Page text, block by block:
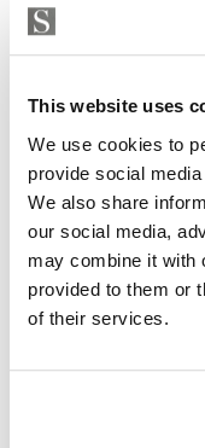
This website uses
We use cookies to
provide social
We also share
our social media,
may combine it with
provided to them or
of their services.
¿Está
Please,
choose. We